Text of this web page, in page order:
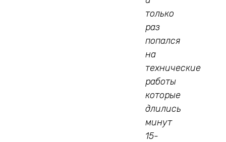
только
раз
попался
на
технические
работы
которые
длились
минут
15-